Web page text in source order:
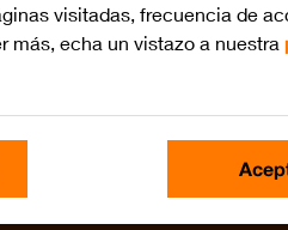
visitadas, frecuencia de
más, echa un vistazo a nuestra